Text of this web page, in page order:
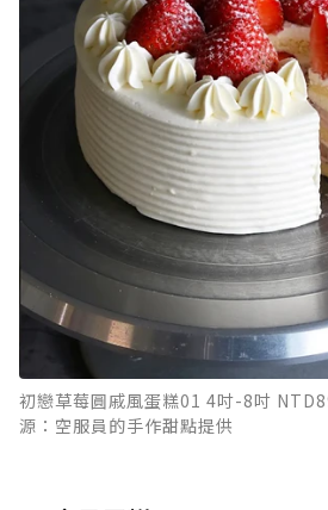
初戀草莓圓戚風蛋糕01 4吋-8吋
源：空服員的手作甜點提供